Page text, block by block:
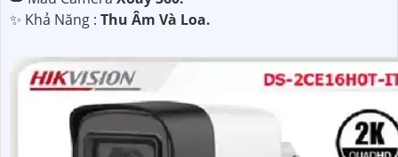
️✨ Khả Năng : Thu Âm Và Loa.